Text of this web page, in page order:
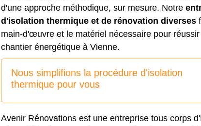
d'une approche méthodique, sur mesure. Notre
d'isolation thermique et de rénovation diverses
main-d'œuvre et le matériel nécessaire pour
chantier énergétique à Vienne.
Nous simplifions la procédure d'isolation
thermique pour vous
Avenir Rénovations est une entreprise tous corps